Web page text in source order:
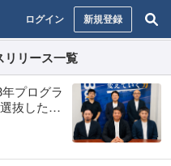
ログイン 新規登録
リリース一覧
年プログラ
抜した社
」を開始